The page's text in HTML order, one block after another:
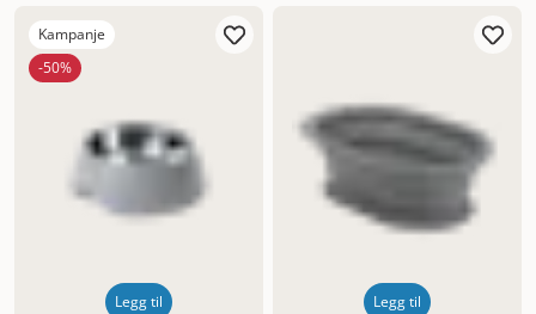
Kampanje
-50%
Legg til Legg til